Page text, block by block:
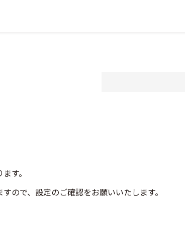
す。
ので、設定のご確認をお願いいたします。